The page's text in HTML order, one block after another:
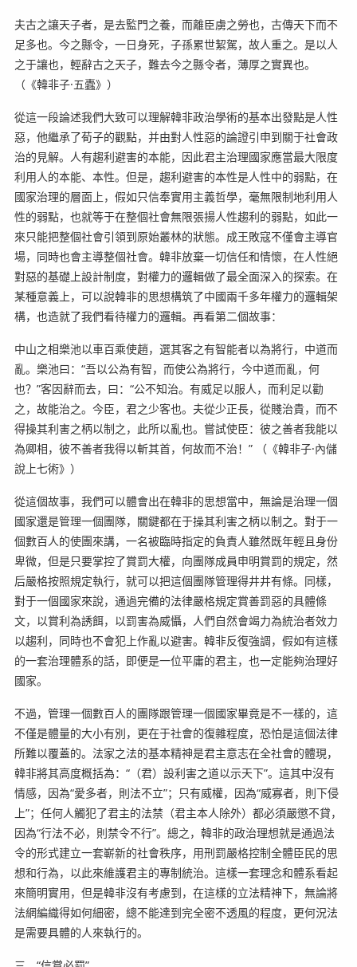
夫古之讓天子者，是去監門之養，而離臣虜之勞也，古傳天下而不
足多也。今之縣令，一日身死，子孫累世絜駕，故人重之。是以人
之于讓也，輕辭古之天子，難去今之縣令者，薄厚之實異也。
（《韓非子·五蠹》）
從這一段論述我們大致可以理解韓非政治學術的基本出發點是人性
惡，他繼承了荀子的觀點，并由對人性惡的論證引申到關于社會政
治的見解。人有趨利避害的本能，因此君主治理國家應當最大限度
利用人的本能、本性。但是，趨利避害的本性是人性中的弱點，在
國家治理的層面上，假如只信奉實用主義哲學，毫無限制地利用人
性的弱點，也就等于在整個社會無限張揚人性趨利的弱點，如此一
來只能把整個社會引領到原始叢林的狀態。成王敗寇不僅會主導官
場，同時也會主導整個社會。韓非放棄一切信任和情懷，在人性絕
對惡的基礎上設計制度，對權力的邏輯做了最全面深入的探索。在
某種意義上，可以說韓非的思想構筑了中國兩千多年權力的邏輯架
構，也造就了我們看待權力的邏輯。再看第二個故事：
中山之相樂池以車百乘使趙，選其客之有智能者以為將行，中道而
亂。樂池曰：“吾以公為有智，而使公為將行，今中道而亂，何
也？”客因辭而去，曰：“公不知治。有威足以服人，而利足以勸
之，故能治之。今臣，君之少客也。夫從少正長，從賤治貴，而不
得操其利害之柄以制之，此所以亂也。嘗試使臣：彼之善者我能以
為卿相，彼不善者我得以斬其首，何故而不治！” （《韓非子·內儲
說上七術》）
從這個故事，我們可以體會出在韓非的思想當中，無論是治理一個
國家還是管理一個團隊，關鍵都在于操其利害之柄以制之。對于一
個數百人的使團來講，一名被臨時指定的負責人雖然既年輕且身份
卑微，但是只要掌控了賞罰大權，向團隊成員申明賞罰的規定，然
后嚴格按照規定執行，就可以把這個團隊管理得井井有條。同樣，
對于一個國家來說，通過完備的法律嚴格規定賞善罰惡的具體條
文，以賞利為誘餌，以罰害為威懾，人們自然會竭力為統治者效力
以趨利，同時也不會犯上作亂以避害。韓非反復強調，假如有這樣
的一套治理體系的話，即便是一位平庸的君主，也一定能夠治理好
國家。
不過，管理一個數百人的團隊跟管理一個國家畢竟是不一樣的，這
不僅是體量的大小有別，更在于社會的復雜程度，恐怕是這個法律
所難以覆蓋的。法家之法的基本精神是君主意志在全社會的體現，
韓非將其高度概括為：“（君）設利害之道以示天下”。這其中沒有
情感，因為“愛多者，則法不立”；只有威權，因為“威寡者，則下侵
上”；任何人觸犯了君主的法禁（君主本人除外）都必須嚴懲不貸，
因為“行法不必，則禁令不行”。總之，韓非的政治理想就是通過法
令的形式建立一套嶄新的社會秩序，用刑罰嚴格控制全體臣民的思
想和行為，以此來維護君主的專制統治。這樣一套理念和體系看起
來簡明實用，但是韓非沒有考慮到，在這樣的立法精神下，無論將
法網編織得如何細密，總不能達到完全密不透風的程度，更何況法
是需要具體的人來執行的。